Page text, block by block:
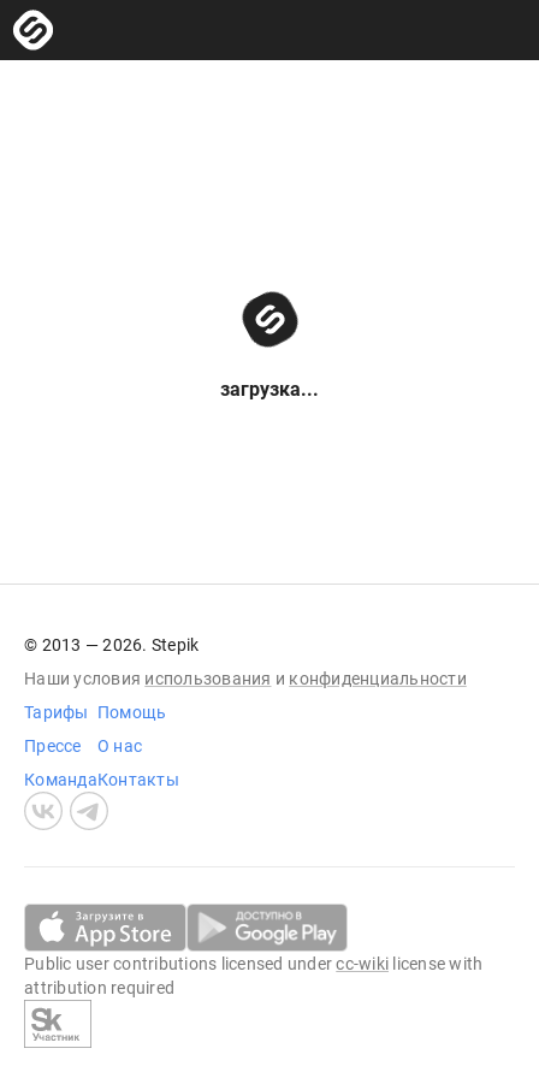
загрузка...
© 2013 — 2026. Stepik
Наши условия использования и конфиденциальности
Тарифы
Прессе
Команда
Помощь
О нас
Контакты
Public user contributions licensed undercc-wiki license with
attribution required